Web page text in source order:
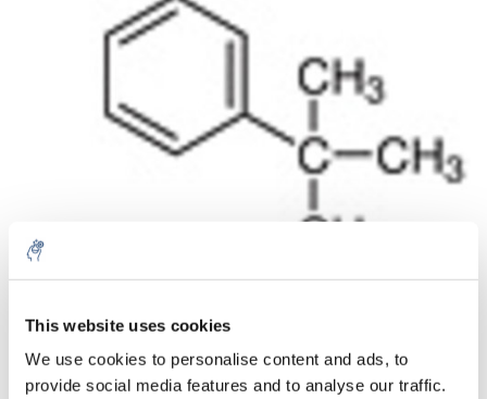
This website uses cookies
We use cookies to personalise content and ads, to
provide social media features and to analyse our traffic.
1 Stuk Excl. btw
€465,82
Incl. btw